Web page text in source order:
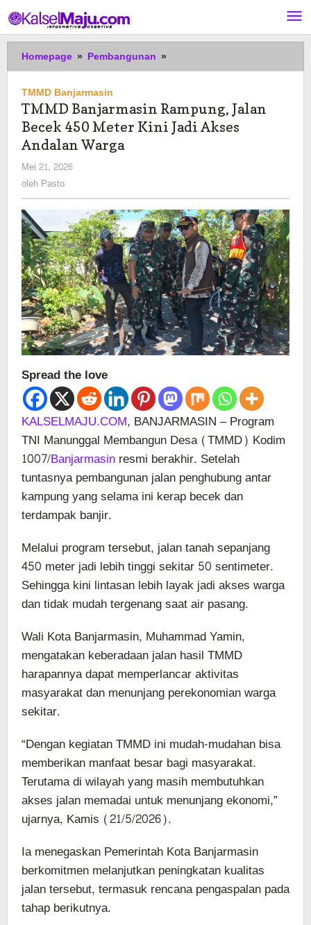
ke
konten
Homepage » Pembangunan »
Banjarmasin
Becek
450
Andalan
Warga
TMMD Banjarmasin
TMMD Banjarmasin Rampung, Jalan
Becek 450 Meter Kini Jadi Akses
Andalan Warga
Mei 21, 2026
oleh Pasto
Spread the love
KALSELMAJU.COM, BANJARMASIN – Program
TNI Manunggal Membangun Desa (TMMD) Kodim
1007/Banjarmasinresmi berakhir. Setelah
tuntasnya pembangunan jalan penghubung antar
kampung yang selama ini kerap becek dan
terdampak banjir.
Melalui program tersebut, jalan tanah sepanjang
450 meter jadi lebih tinggi sekitar 50 sentimeter.
Sehingga kini lintasan lebih layak jadi akses warga
dan tidak mudah tergenang saat air pasang.
Wali Kota Banjarmasin, Muhammad Yamin,
mengatakan keberadaan jalan hasil TMMD
harapannya dapat memperlancar aktivitas
masyarakat dan menunjang perekonomian warga
sekitar.
“Dengan kegiatan TMMD ini mudah-mudahan bisa
memberikan manfaat besar bagi masyarakat.
Terutama di wilayah yang masih membutuhkan
akses jalan memadai untuk menunjang ekonomi,”
ujarnya, Kamis (21/5/2026).
Ia menegaskan Pemerintah Kota Banjarmasin
berkomitmen melanjutkan peningkatan kualitas
jalan tersebut, termasuk rencana pengaspalan pada
tahap berikutnya.